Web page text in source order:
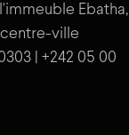
Ebatha,
ville
| +242 05 00